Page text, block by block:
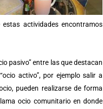
actividades encontramos
pasivo” entre las que destacan
activo”, por ejemplo salir a
pueden realizarse de forma
ocio comunitario en donde